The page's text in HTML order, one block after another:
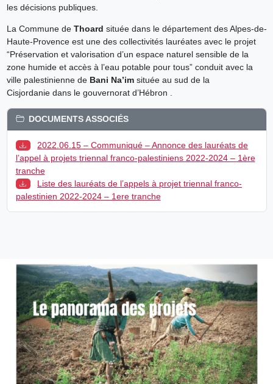
les décisions publiques.
La Commune de Thoard située dans le département des Alpes-de-
Haute-Provence est une des collectivités lauréates avec le projet
“Préservation et valorisation d’un espace naturel sensible de la
zone humide et accès à l’eau potable pour tous” conduit avec la
ville palestinienne de Bani Na’imsituée au sud de la
Cisjordanie dans le gouvernorat d’Hébron .
DOCUMENTS ASSOCIÉS
2022.06.15 – Communiqué – Annonce des lauréats de
l’appel à projets triennal franco-palestiniens 2022-2024 – 1ère
tranche
Liste des lauréats de l’appels à projet triennal franco-
palestinien 2022-2024 – 1ere tranche